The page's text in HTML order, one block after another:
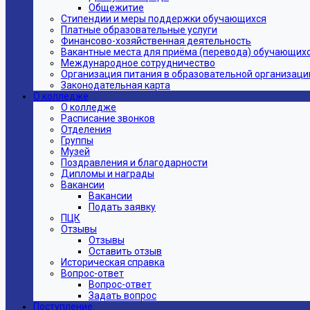
Общежитие
Стипендии и меры поддержки обучающихся
Платные образовательные услуги
Финансово-хозяйственная деятельность
Вакантные места для приёма (перевода)
Международное сотрудничество
Организация питания в образовательной
Законодательная карта
О колледже
О колледже
Расписание звонков
Отделения
Группы
Музей
Поздравления и благодарности
Дипломы и награды
Вакансии
Вакансии
Подать заявку
ПЦК
Отзывы
Отзывы
Оставить отзыв
Историческая справка
Вопрос-ответ
Вопрос-ответ
Задать вопрос
Поступление